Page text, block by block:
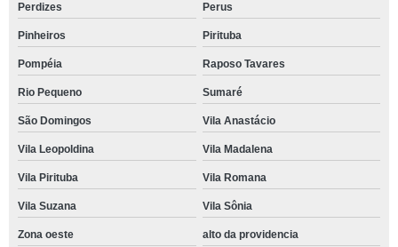
Perdizes Perus
Pinheiros Pirituba
Pompéia Raposo Tavares
Rio Pequeno Sumaré
São Domingos Vila Anastácio
Vila Leopoldina Vila Madalena
Vila Pirituba Vila Romana
Vila Suzana Vila Sônia
Zona oeste alto da providencia